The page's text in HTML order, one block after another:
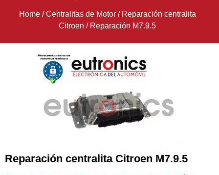
Home/Centralitas de Motor/ Reparación centralita
Citroen / Reparación M7.9.5
Reparación centralita Citroen M7.9.5